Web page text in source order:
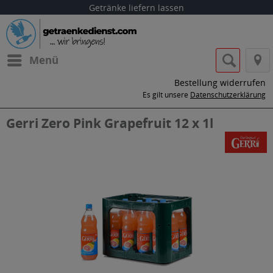
Getränke liefern lassen
Menü
Bestellung widerrufen
Es gilt unsere Datenschutzerklärung
Gerri Zero Pink Grapefruit 12 x 1l